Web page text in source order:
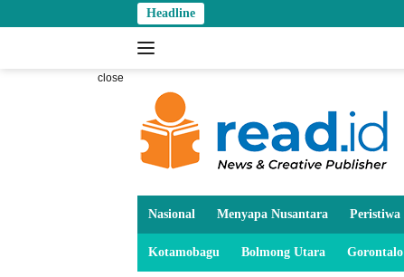
to
Headline
close
Nasional Menyapa Nusantara Peristiwa
Kotamobagu Bolmong Utara Gorontalo